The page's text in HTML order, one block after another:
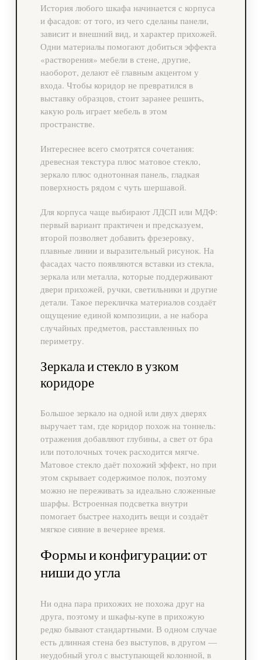
История любого шкафа начинается с корпуса
и фасадов: от того, из чего сделаны панели,
зависит и внешний вид, и характер прихожей.
Одни материалы помогают добиться эффекта
«растворения» мебели в стене, другие,
наоборот, делают её главным акцентом у
входа. Чтобы коридор не превратился в
выставку образцов, стоит заранее решить,
какую роль играет мебель в этом
пространстве.
Интереснее всего смотрятся сочетания:
древесная текстура плюс матовое стекло,
зеркало плюс однотонная панель, гладкая
поверхность рядом с чуть шершавой.
Для корпуса чаще выбирают ЛДСП или МДФ:
первый вариант практичен и предсказуем,
второй позволяет добавить фрезеровку,
плавные линии и выразительный рисунок. На
фасадах часто появляются вставки из стекла,
зеркала или металла, которые поддерживают
двери прихожей, ручки, светильники и другие
детали. Такое перекличка материалов создаёт
ощущение единой композиции, а не набора
случайных предметов, расставленных по
периметру.
Зеркала и стекло в узком
коридоре
Большое зеркало на одной или двух дверях
выручает там, где коридор похож на тоннель:
отражения добавляют глубины, а свет от бра
или потолочных точек расходится мягче.
Матовое стекло даёт похожий эффект, но при
этом скрывает содержимое полок, поэтому
можно не переживать за идеально сложенные
шарфы. Встроенная подсветка внутри
помогает быстрее находить вещи и создаёт
мягкое сияние в вечернее время.
Формы и конфигурации: от
ниши до угла
Ни одна пара прихожих не похожа друг на
друга, поэтому и шкафы-купе в прихожую
редко бывают стандартными. В одном случае
есть длинная стена без выступов, в другом —
неудобный угол с выступающей колонной, в